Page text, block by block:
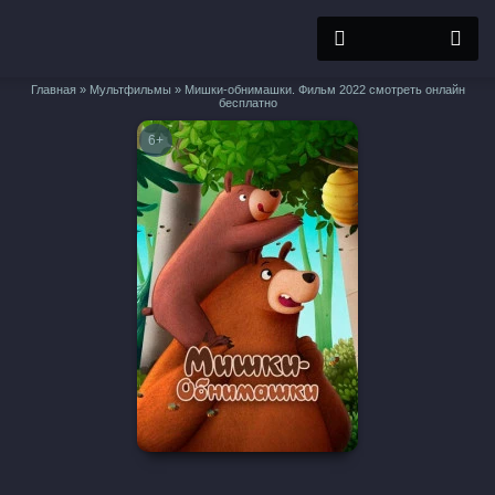
Главная» Мультфильмы » Мишки-обнимашки. Фильм 2022 смотреть онлайн
бесплатно
6+